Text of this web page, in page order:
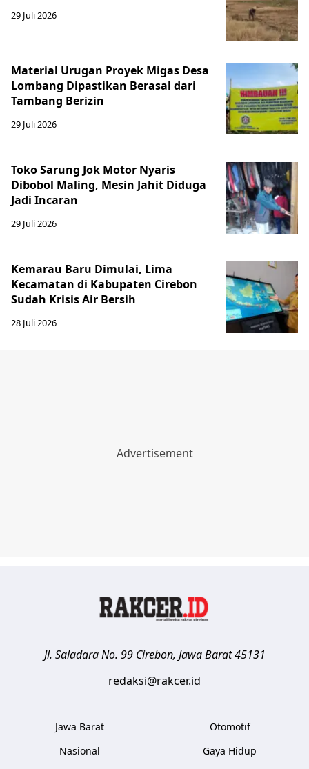
29 Juli 2026
Material Urugan Proyek Migas Desa
Lombang Dipastikan Berasal dari
Tambang Berizin
29 Juli 2026
Toko Sarung Jok Motor Nyaris
Dibobol Maling, Mesin Jahit Diduga
Jadi Incaran
29 Juli 2026
Kemarau Baru Dimulai, Lima
Kecamatan di Kabupaten Cirebon
Sudah Krisis Air Bersih
28 Juli 2026
Jl. Saladara No. 99 Cirebon, Jawa Barat 45131
redaksi@rakcer.id
Jawa Barat
Nasional
Otomotif
Gaya Hidup